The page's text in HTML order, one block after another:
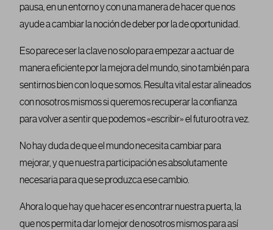
pausa, en un entorno y con una manera de hacer que nos
ayude a cambiar la noción de deber por la de oportunidad.
Eso parece ser la clave no solo para empezar a actuar de
manera eficiente por la mejora del mundo, sino también para
sentirnos bien con lo que somos. Resulta vital estar alineados
con nosotros mismos si queremos recuperar la confianza
para volver a sentir que podemos «escribir» el futuro otra vez.
No hay duda de que el mundo necesita cambiar para
mejorar, y que nuestra participación es absolutamente
necesaria para que se produzca ese cambio.
Ahora lo que hay que hacer es encontrar nuestra puerta, la
que nos permita dar lo mejor de nosotros mismos para así